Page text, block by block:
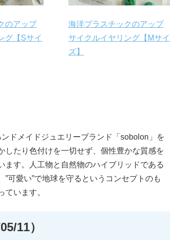
のアップ
グ【Sサイ
海洋プラスチックのアップ
サイクルイヤリング【Mサイ
ズ】
ドメイドジュエリーブランド「sobolon」を
したり色付けを一切せず、個性豊かな質感を
す。人工物と自然物のハイブリッドである
可愛い”で地球を守るというコンセプトのも
います。
11）